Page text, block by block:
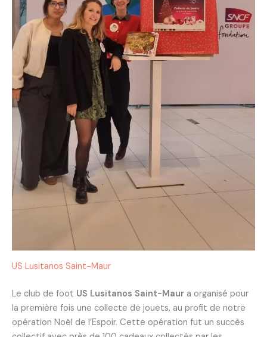
US Lusitanos Saint-Maur
Le club de foot US Lusitanos Saint-Maur a organisé pour
la première fois une collecte de jouets, au profit de notre
opération Noël de l’Espoir. Cette opération fut un succès